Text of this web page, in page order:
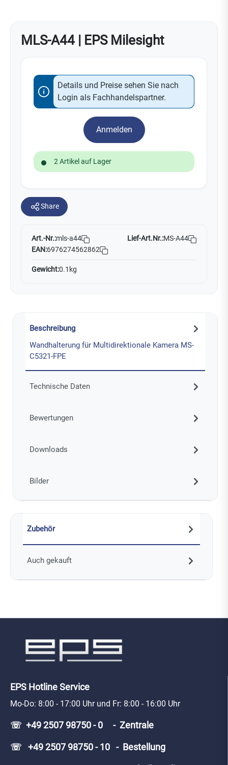
MLS-A44 | EPS Milesight
Details und Preise sehen Sie nach
Login als Fachhandelspartner.
Anmelden
2 Artikel auf Lager
Share
Art.-Nr.:mls-a44 Lief-Art.Nr.:MS-A44
EAN:6976274562862
Gewicht:0.1kg
Beschreibung
Wandhalterung für Multidirektionale Kamera MS-
C5321-FPE
Technische Daten
Bewertungen
Downloads
Bilder
Zubehör
Auch gekauft
EPS Hotline Service
Mo-Do: 8:00 - 17:00 Uhr und Fr: 8:00 - 16:00 Uhr
☏ +49 2507 98750 - 0 - Zentrale
☏ +49 2507 98750 - 10 - Bestellung